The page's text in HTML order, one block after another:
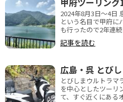
2024年8月3日〜4日
という名目で甲府に
も行ったので2年連
記事を読む
広島・呉 とび
とびしまウルトラマ
を中心としたツーリ
て、すぐ近くにある